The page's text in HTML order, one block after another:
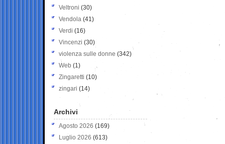
Veltroni (30)
Vendola (41)
Verdi (16)
Vincenzi (30)
violenza sulle donne (342)
Web (1)
Zingaretti (10)
zingari (14)
Archivi
Agosto 2026 (169)
Luglio 2026 (613)